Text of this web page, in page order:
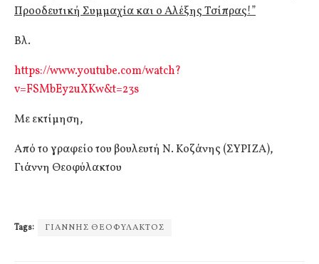
Προοδευτική Συμμαχία και ο Αλέξης Τσίπρας!”
Βλ.
https://www.youtube.com/watch?
v=FSMbEy2uXKw&t=23s
Με εκτίμηση,
Από το γραφείο του βουλευτή Ν. Κοζάνης (ΣΥΡΙΖΑ),
Γιάννη Θεοφύλακτου
Tags: ΓΙΑΝΝΗΣ ΘΕΟΦΥΛΑΚΤΟΣ